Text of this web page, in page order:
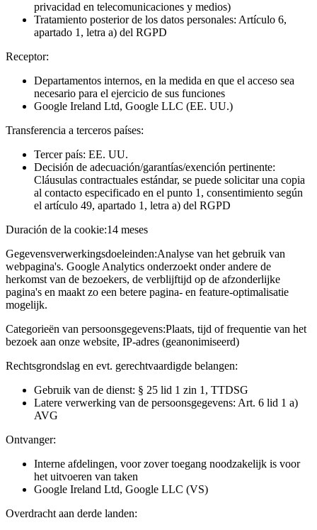
privacidad en telecomunicaciones y medios)
Tratamiento posterior de los datos personales: Artículo 6,
apartado 1, letra a) del RGPD
Receptor:
Departamentos internos, en la medida en que el acceso sea
necesario para el ejercicio de sus funciones
Google Ireland Ltd, Google LLC (EE. UU.)
Transferencia a terceros países:
Tercer país: EE. UU.
Decisión de adecuación/garantías/exención pertinente:
Cláusulas contractuales estándar, se puede solicitar una copia
al contacto especificado en el punto 1, consentimiento según
el artículo 49, apartado 1, letra a) del RGPD
Duración de la cookie:14 meses
Gegevensverwerkingsdoeleinden:Analyse van het gebruik van
webpagina's. Google Analytics onderzoekt onder andere de
herkomst van de bezoekers, de verblijftijd op de afzonderlijke
pagina's en maakt zo een betere pagina- en feature-optimalisatie
mogelijk.
Categorieën van persoonsgegevens:Plaats, tijd of frequentie van het
bezoek aan onze website, IP-adres (geanonimiseerd)
Rechtsgrondslag en evt. gerechtvaardigde belangen:
Gebruik van de dienst: § 25 lid 1 zin 1, TTDSG
Latere verwerking van de persoonsgegevens: Art. 6 lid 1 a)
AVG
Ontvanger:
Interne afdelingen, voor zover toegang noodzakelijk is voor
het uitvoeren van taken
Google Ireland Ltd, Google LLC (VS)
Overdracht aan derde landen: